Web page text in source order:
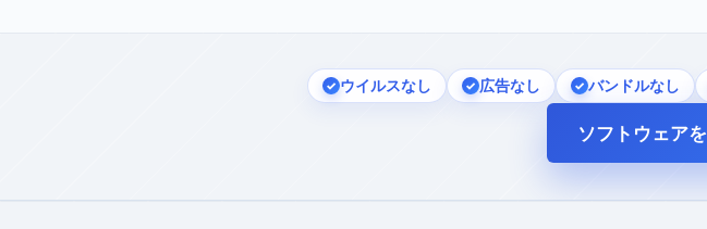
ウイルスなし 広告なし バンドルなし
ソフトウェア